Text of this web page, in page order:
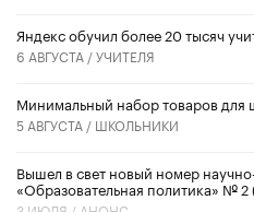
​Яндекс обучил более 20 тысяч
6 АВГУСТА /УЧИТЕЛЯ
Минимальный набор товаров
5 АВГУСТА / ШКОЛЬНИКИ
Вышел в свет новый номер
«Образовательная политика» № 2